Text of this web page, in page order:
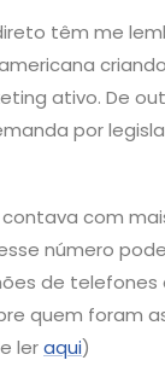
têm me
ativo. De
por
com
número
de
quem foram
leraqui)